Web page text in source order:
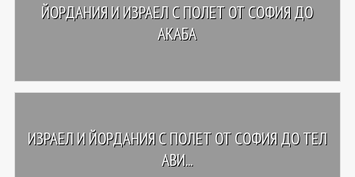
ЙОРДАНИЯ И ИЗРАЕЛ С ПОЛЕТ ОТ СОФИЯ ДО
АКАБА
ИЗРАЕЛ И ЙОРДАНИЯ С ПОЛЕТ ОТ СОФИЯ ДО ТЕЛ
АВИ...